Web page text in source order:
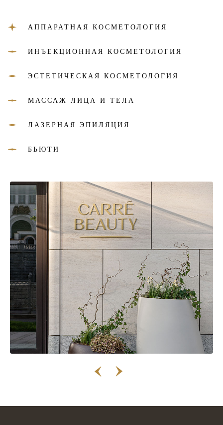
АППАРАТНАЯ КОСМЕТОЛОГИЯ
ИНЪЕКЦИОННАЯ КОСМЕТОЛОГИЯ
ЭСТЕТИЧЕСКАЯ КОСМЕТОЛОГИЯ
МАССАЖ ЛИЦА И ТЕЛА
ЛАЗЕРНАЯ ЭПИЛЯЦИЯ
БЬЮТИ